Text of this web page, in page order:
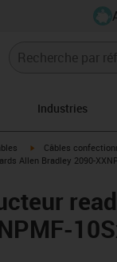
Industries
igus-icon-arrow-right
Câbles
Allen Bradley 2090-